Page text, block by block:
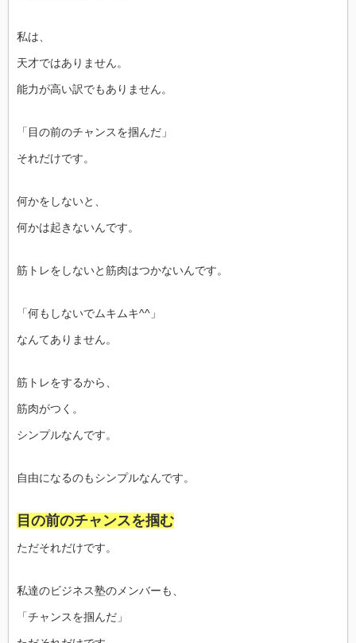
私は、
天才ではありません。
能力が高い訳でもありません。
「目の前のチャンスを掴んだ」
それだけです。
何かをしないと、
何かは起きないんです。
筋トレをしないと筋肉はつかないんです。
「何もしないでムキムキ^^」
なんてありません。
筋トレをするから、
筋肉がつく。
シンプルなんです。
自由になるのもシンプルなんです。
目の前のチャンスを掴む
ただそれだけです。
私達のビジネス塾のメンバーも、
「チャンスを掴んだ」